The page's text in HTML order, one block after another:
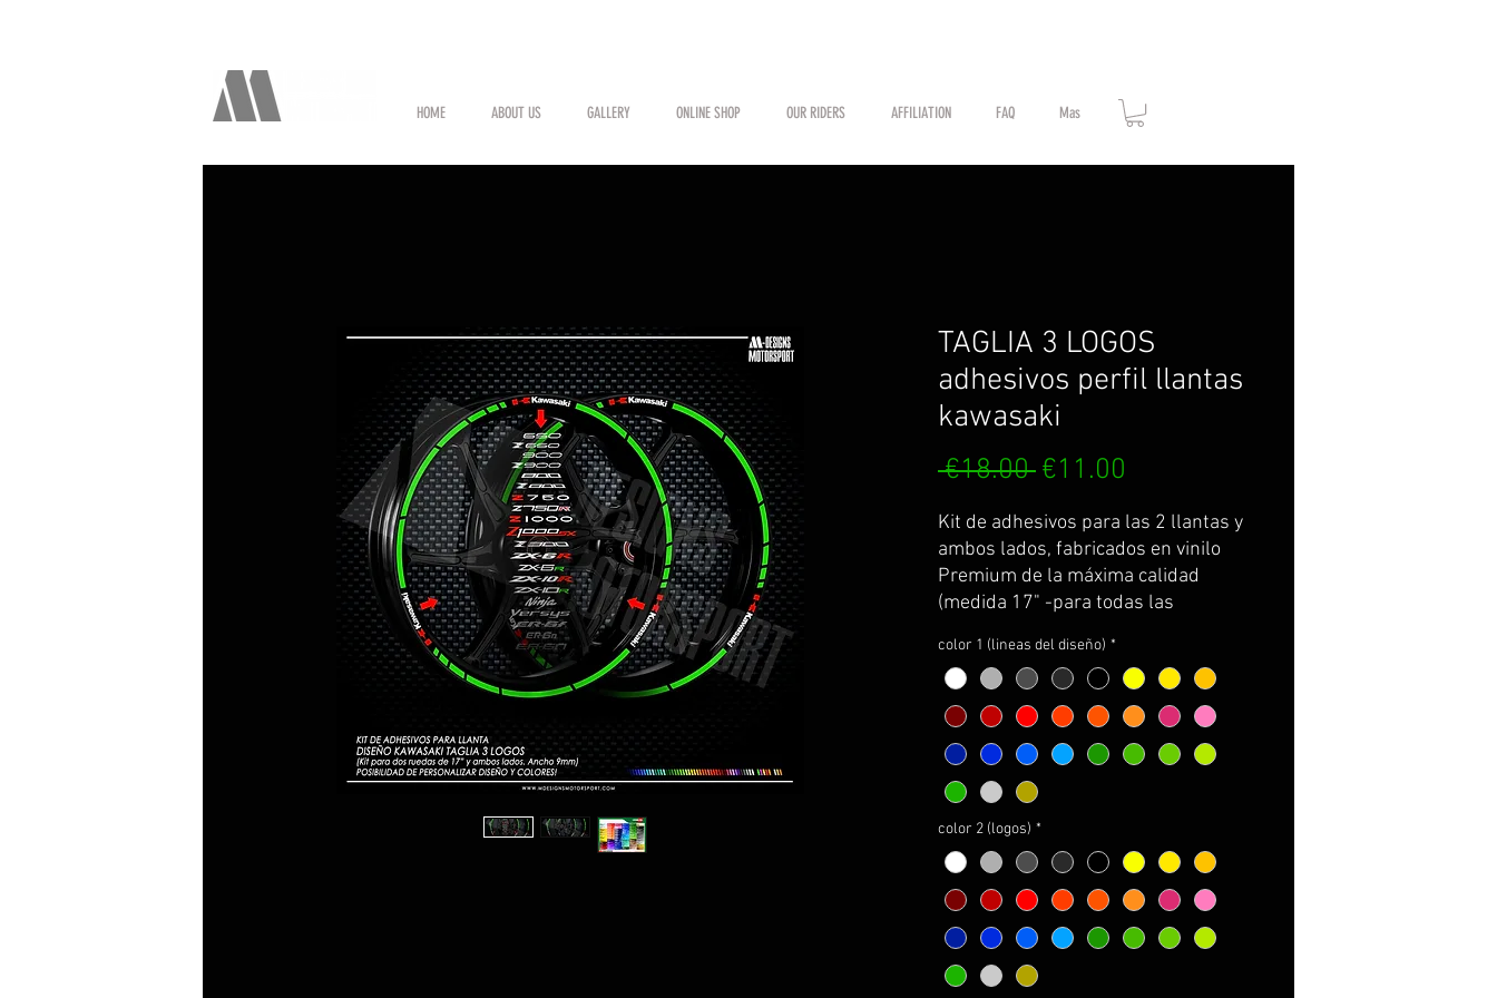
HOME ABOUT US GALLERY ONLINE SHOP OUR RIDERS AFFILIATION FAQ Mas
TAGLIA 3 LOGOS
adhesivos perfil llantas
kawasaki
€18.00 Regular
€11.00
Kit de adhesivos para las 2 llantas y
ambos lados, fabricados en vinilo
Premium de la máxima calidad
(medida 17" -para todas las
Se sirve por partes, cortados con la
curvatura de la llanta y con
transportador para facilitar su
El kit incluye: adhesivos e
instrucciones de cuidados y
montaje.
PERSONALIZABLES!
1- escoger los logos a incorporar
2- escoger el color de las líneas
3- escoger el color de los logos
4- escoger el color de la K y de la Z
color 1 (lineas del diseño) *
color 2 (logos) *